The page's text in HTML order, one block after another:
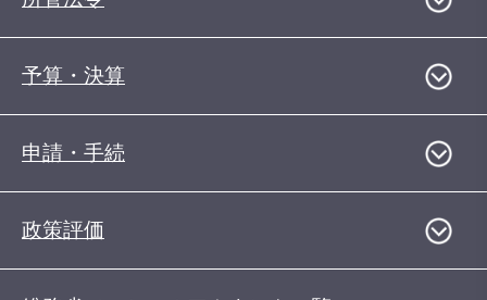
予算・決算
申請・手続
政策評価